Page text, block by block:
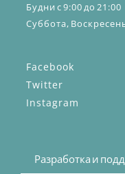
Будни с 9:00 до 21:00
Суббота,
Facebook
Twitter
Instagram
Разработка и